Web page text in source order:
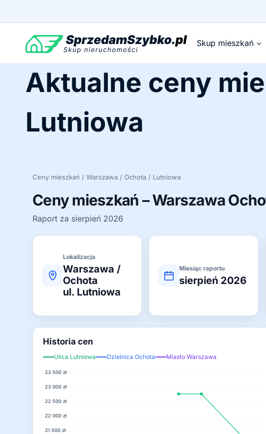
Skup mieszkań
Aktualne ceny
Lutniowa
Ceny mieszkań / Warszawa / Ochota / Lutniowa
Ceny mieszkań – Warszawa
Raport za sierpień 2026
Lokalizacja
Warszawa /
Ochota
ul. Lutniowa
Miesiąc raportu
sierpień 2026
Historia cen
Ulica Lutniowa Dzielnica Ochota Miasto Warszawa
21 500 zł
22 000 zł
22 500 zł
23 000 zł
23 500 zł